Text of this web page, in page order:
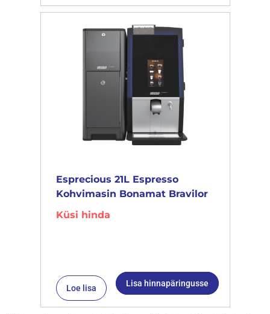
Esprecious 21L Espresso
Kohvimasin Bonamat Bravilor
Küsi hinda
Loe lisa Lisa hinnapäringusse